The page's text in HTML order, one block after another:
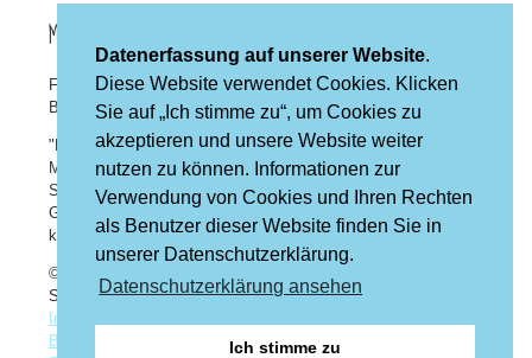
Datenerfassung auf unserer Website.
Diese Website verwendet Cookies. Klicken
Sie auf „Ich stimme zu“, um Cookies zu
akzeptieren und unsere Website weiter
nutzen zu können. Informationen zur
Verwendung von Cookies und Ihren Rechten
als Benutzer dieser Website finden Sie in
unserer Datenschutzerklärung.
Datenschutzerklärung ansehen
Ich stimme zu
MARCEL BEINDORF
Freelancer / Kurs- & Unterrichtsleiter
Bewegungsschule/ Schwimmschule
"Durch Bewegung entdecken Kinder die Welt.
Mir ist es wichtig mein Wissen im Sport- und
Schwimmunterricht weiterzugeben und somit den
Grundstein für ein Leben voller Gesundheit und
körperlicher Aktivität zu legen."
© 2022 aktiVaria GmbH - ENTDECKE DEN
SPORT
Impressum
Bewegungsschule
AGB PeKip |AGB